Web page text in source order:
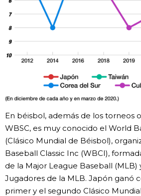
En béisbol, además de los torneos
WBSC, es muy conocido el World
(Clásico Mundial de Béisbol),
Baseball Classic Inc (WBCI),
de la Major League Baseball (MLB)
Jugadores de la MLB. Japón ganó
primer y el segundo Clásico